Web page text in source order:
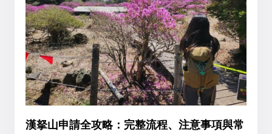
漢拏山申請全攻略：完整流程、注意事項與常